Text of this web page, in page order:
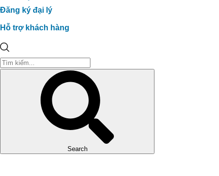
Đăng ký đại lý
Hỗ trợ khách hàng
Search